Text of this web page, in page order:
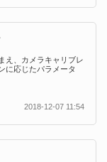
え、カメラキャリブレ
に応じたパラメータ
2018-12-07 11:54